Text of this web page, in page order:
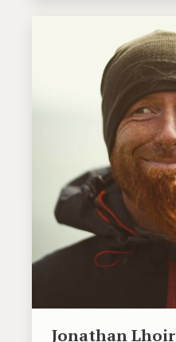
Jonathan Lhoir